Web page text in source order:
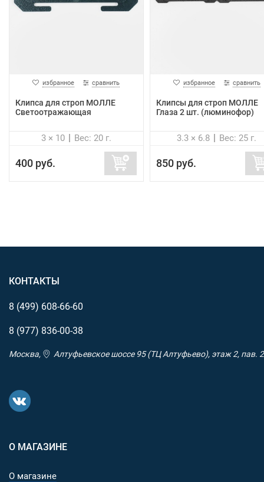
избранное сравнить
Клипса для строп МОЛЛЕ
Светоотражающая
3 × 10 Вес: 20 г.
400 руб.
избранное сравнить
Клипсы для строп МОЛЛЕ
Глаза 2 шт. (люминофор)
3.3 × 6.8 Вес: 25 г.
850 руб.
КОНТАКТЫ
8 (499) 608-66-60
8 (977) 836-00-38
Москва, Алтуфьевское шоссе 95 (ТЦ Алтуфьево), этаж 2, пав. 2
О МАГАЗИНЕ
О магазине